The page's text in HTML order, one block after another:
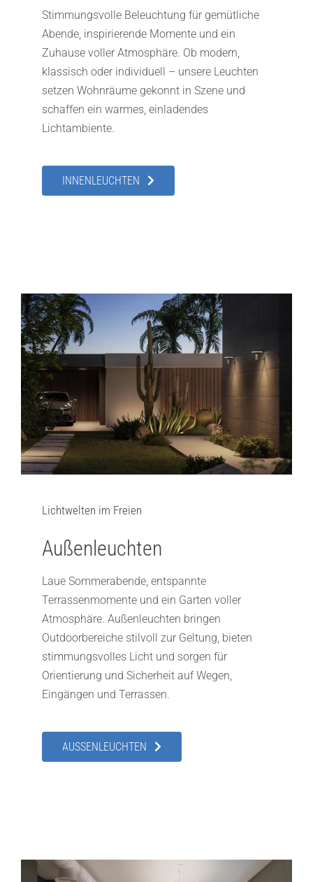
Stimmungsvolle Beleuchtung für gemütliche
Abende, inspirierende Momente und ein
Zuhause voller Atmosphäre. Ob modern,
klassisch oder individuell – unsere Leuchten
setzen Wohnräume gekonnt in Szene und
schaffen ein warmes, einladendes
Lichtambiente.
INNENLEUCHTEN
Lichtwelten im Freien
Außenleuchten
Laue Sommerabende, entspannte
Terrassenmomente und ein Garten voller
Atmosphäre. Außenleuchten bringen
Outdoorbereiche stilvoll zur Geltung, bieten
stimmungsvolles Licht und sorgen für
Orientierung und Sicherheit auf Wegen,
Eingängen und Terrassen.
AUSSENLEUCHTEN